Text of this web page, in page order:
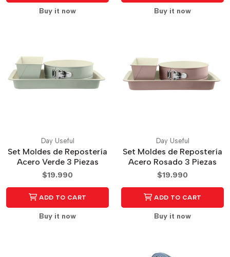
Buy it now Buy it now
Day Useful
Set Moldes de Repostería
Acero Verde 3 Piezas
$19.990
ADD TO CART
Buy it now
Day Useful
Set Moldes de Repostería
Acero Rosado 3 Piezas
$19.990
ADD TO CART
Buy it now